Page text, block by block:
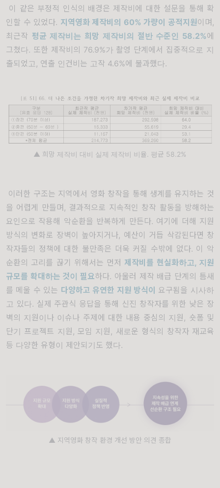
이 같은 부정적 인식의 배경은 제작비에 대한 설문을 통해 확
인할 수 있었다. 지역영화 제작비의 60% 가량이 공적지원이며,
최근작 평균 제작비는 희망 제작비의 절반 수준인 58.2%에
그쳤다. 또한 제작비의 76.9%가 촬영 단계에서 집중적으로 지
출되었고, 연출 인건비는 고작 4.6%에 불과했다.
▲ 희망 제작비 대비 실제 제작비 비율. 평균 58.2%
이러한 구조는 지역에서 영화 창작을 통해 생계를 유지하는 것
을 어렵게 만들며, 결과적으로 지속적인 창작 활동을 방해하는
요인으로 작용해 악순환을 반복하게 만든다. 여기에 더해 지원
방식의 변화로 장벽이 높아지거나, 예산이 거듭 삭감된다면 창
작자들의 정책에 대한 불만족은 더욱 커질 수밖에 없다. 이 악
순환의 고리를 끊기 위해서는 먼저 제작비를 현실화하고, 지원
규모를 확대하는 것이 필요하다. 아울러 제작 배급 단계의 틈새
를 메울 수 있는 다양하고 유연한 지원 방식이 요구됨을 시사하
고 있다. 실제 주관식 응답을 통해 신진 창작자를 위한 낮은 장
벽의 지원이나 이슈나 주제에 대한 내용 중심의 지원, 숏폼 및
단기 프로젝트 지원, 모임 지원, 새로운 형식의 창작자 재교육
등 다양한 유형이 제안되기도 했다.
▲ 지역영화 창작 환경 개선 방안 의견 종합